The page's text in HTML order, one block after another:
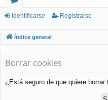
or
os
Identificarse Registrarse
Índice general
Borrar cookies
¿Está seguro de que quiere